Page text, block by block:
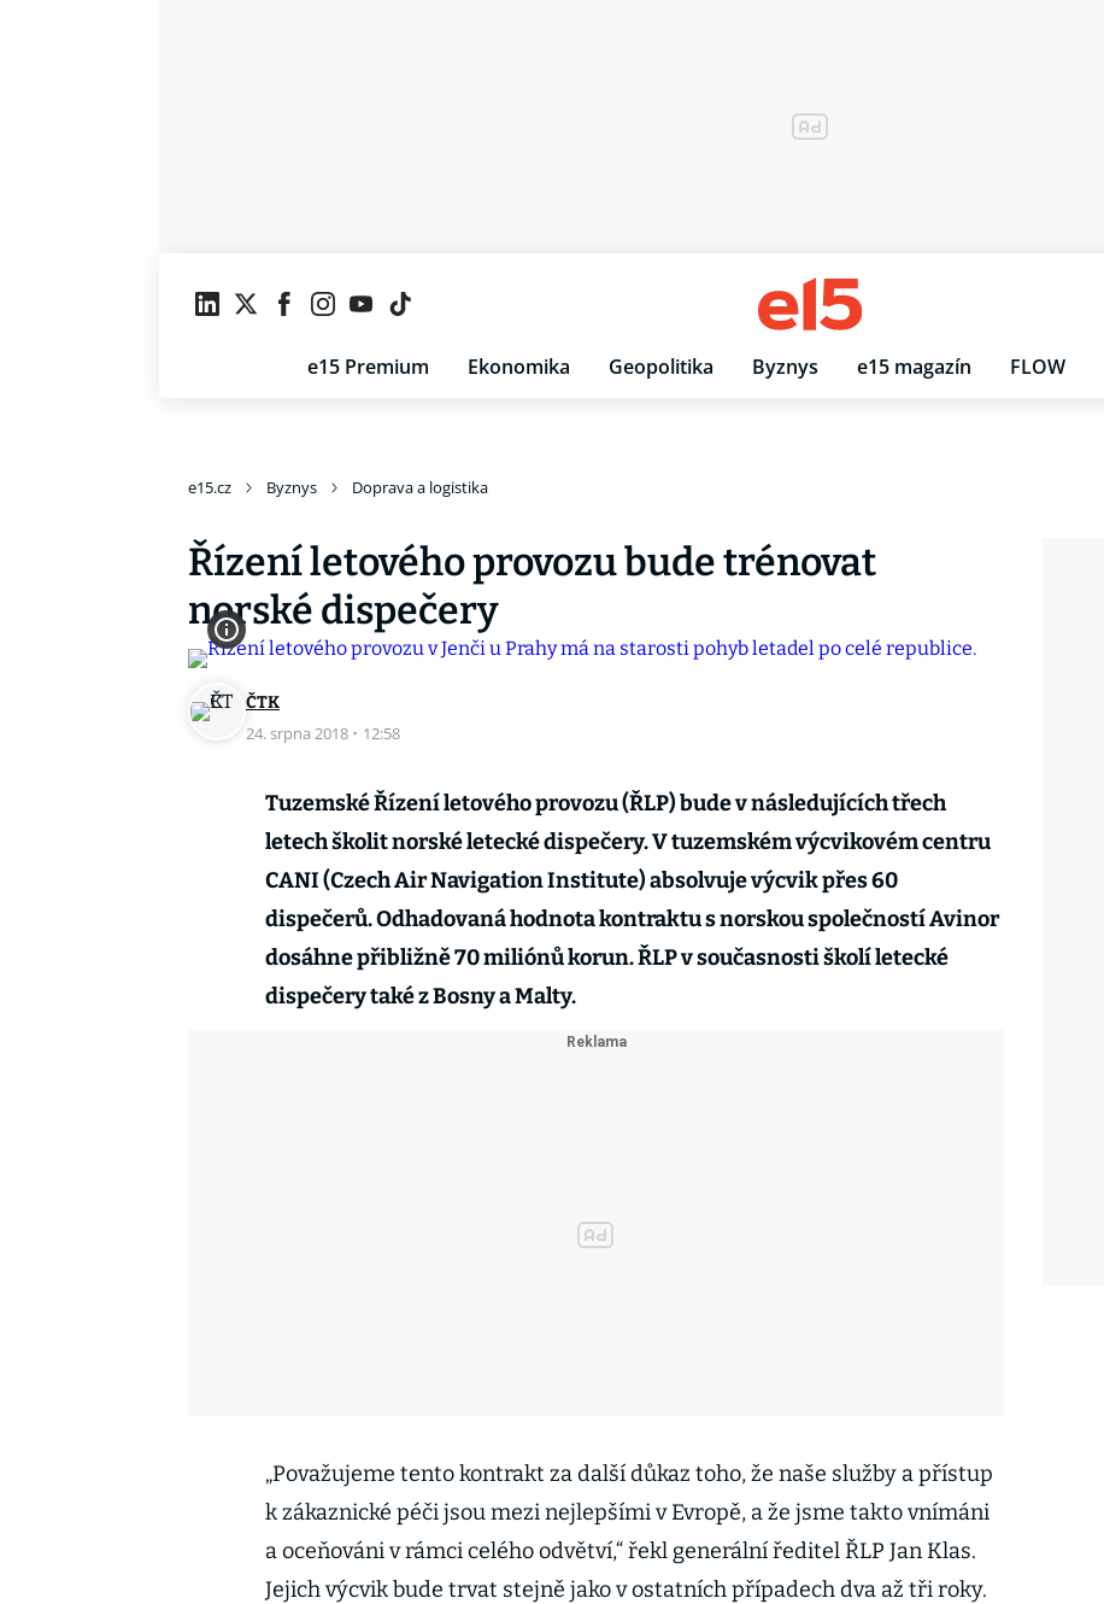
e15 Premium Ekonomika Geopolitika Byznys e15 magazín FLOW
e15.cz Byznys Doprava a logistika
Řízení letového provozu bude trénovat
norské dispečery
ČTK
24. srpna 2018 · 12:58
Tuzemské Řízení letového provozu (ŘLP) bude v následujících třech
letech školit norské letecké dispečery. V tuzemském výcvikovém centru
CANI (Czech Air Navigation Institute) absolvuje výcvik přes 60
dispečerů. Odhadovaná hodnota kontraktu s norskou společností Avinor
dosáhne přibližně 70 miliónů korun. ŘLP v současnosti školí letecké
dispečery také z Bosny a Malty.
„Považujeme tento kontrakt za další důkaz toho, že naše služby a přístup
k zákaznické péči jsou mezi nejlepšími v Evropě, a že jsme takto vnímáni
a oceňováni v rámci celého odvětví,“ řekl generální ředitel ŘLP Jan Klas.
Jejich výcvik bude trvat stejně jako v ostatních případech dva až tři roky.